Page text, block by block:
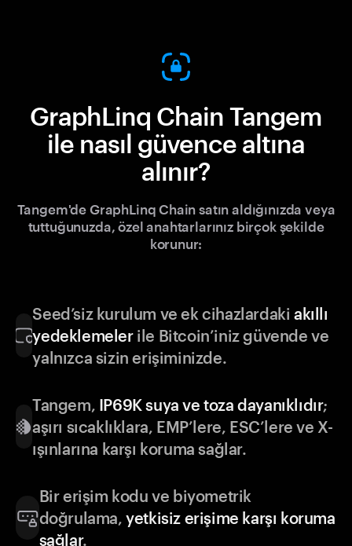
GraphLinq Chain Tangem
ile nasıl güvence altına
alınır?
Tangem'de GraphLinq Chain satın aldığınızda veya
tuttuğunuzda, özel anahtarlarınız birçok şekilde
korunur:
Seed’siz kurulum ve ek cihazlardakiakıllı
yedeklemelerile Bitcoin’iniz güvende ve
yalnızca sizin erişiminizde.
Tangem, IP69K suya ve toza dayanıklıdır;
aşırı sıcaklıklara, EMP’lere, ESC’lere ve X-
ışınlarına karşı koruma sağlar.
Bir erişim kodu ve biyometrik
doğrulama,yetkisiz erişime karşı koruma
sağlar.